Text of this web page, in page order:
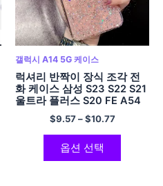
갤럭시 A14 5G 케이스
럭셔리 반짝이 장식 조각 전
화 케이스 삼성 S23 S22 S21
울트라 플러스 S20 FE A54
A34 A14 A24 A53 A52
A23 A13 5G 소프트 클리어
$9.57–$10.77
옵션 선택